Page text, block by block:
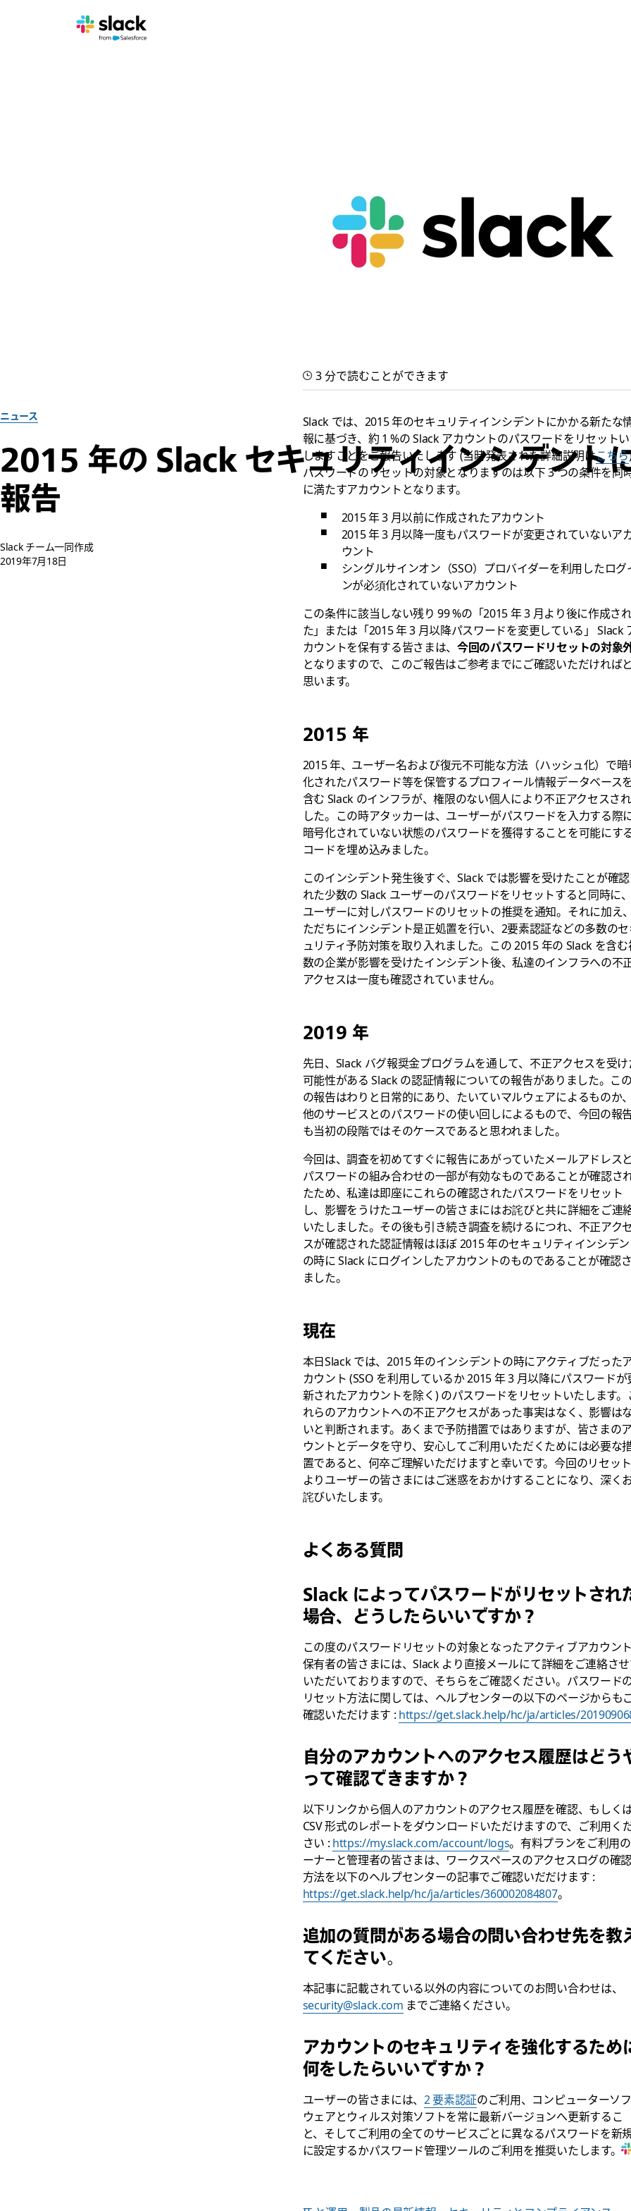
ニュース
2015 年の Slack セキュリティインシデント
報告
Slack チーム一同作成
2019年7月18日
3 分で読むことができます
Slack では、2015 年のセキュリティインシデントにかかる新たな
報に基づき、約 1 %の Slack アカウントのパスワードをリセット
しますことをご報告いたします (当時発表された詳細説明はこちら
パスワードのリセットの対象となりますのは以下 3 つの条件を同
に満たすアカウントとなります。
2015 年 3 月以前に作成されたアカウント
2015 年 3 月以降一度もパスワードが変更されていないア
ウント
シングルサインオン（SSO）プロバイダーを利用したログ
ンが必須化されていないアカウント
この条件に該当しない残り 99 %の「2015 年 3 月より後に作成さ
た」または「2015 年 3 月以降パスワードを変更している」 Slack
カウントを保有する皆さまは、今回のパスワードリセットの対象
となりますので、このご報告はご参考までにご確認いただければと
思います。
2015 年
2015 年、ユーザー名および復元不可能な方法（ハッシュ化）で暗
化されたパスワード等を保管するプロフィール情報データベースを
含む Slack のインフラが、権限のない個人により不正アクセスさ
した。この時アタッカーは、ユーザーがパスワードを入力する際
暗号化されていない状態のパスワードを獲得することを可能にす
コードを埋め込みました。
このインシデント発生後すぐ、Slack では影響を受けたことが確
れた少数の Slack ユーザーのパスワードをリセットすると同時に
ユーザーに対しパスワードのリセットの推奨を通知。それに加え、
ただちにインシデント是正処置を行い、2要素認証などの多数の
ュリティ予防対策を取り入れました。この 2015 年の Slack を含む
数の企業が影響を受けたインシデント後、私達のインフラへの不
アクセスは一度も確認されていません。
2019 年
先日、Slack バグ報奨金プログラムを通して、不正アクセスを受け
可能性がある Slack の認証情報についての報告がありました。こ
の報告はわりと日常的にあり、たいていマルウェアによるものか、
他のサービスとのパスワードの使い回しによるもので、今回の報
も当初の段階ではそのケースであると思われました。
今回は、調査を初めてすぐに報告にあがっていたメールアドレスと
パスワードの組み合わせの一部が有効なものであることが確認さ
たため、私達は即座にこれらの確認されたパスワードをリセット
し、影響をうけたユーザーの皆さまにはお詫びと共に詳細をご連
いたしました。その後も引き続き調査を続けるにつれ、不正アクセ
スが確認された認証情報はほぼ 2015 年のセキュリティインシデ
の時に Slack にログインしたアカウントのものであることが確認
ました。
現在
本日Slack では、2015 年のインシデントの時にアクティブだった
カウント (SSO を利用しているか 2015 年 3 月以降にパスワードが
新されたアカウントを除く) のパスワードをリセットいたします。
れらのアカウントへの不正アクセスがあった事実はなく、影響は
いと判断されます。あくまで予防措置ではありますが、皆さまの
ウントとデータを守り、安心してご利用いただくためには必要な
置であると、何卒ご理解いただけますと幸いです。今回のリセッ
よりユーザーの皆さまにはご迷惑をおかけすることになり、深く
詫びいたします。
よくある質問
Slack によってパスワードがリセットされ
場合、どうしたらいいですか？
この度のパスワードリセットの対象となったアクティブアカウン
保有者の皆さまには、Slack より直接メールにて詳細をご連絡さ
いただいておりますので、そちらをご確認ください。パスワード
リセット方法に関しては、ヘルプセンターの以下のページからも
確認いただけます : https://get.slack.help/hc/ja/articles/
自分のアカウントへのアクセス履歴はどう
って確認できますか？
以下リンクから個人のアカウントのアクセス履歴を確認、もしく
CSV 形式のレポートをダウンロードいただけますので、ご利用く
さい : https://my.slack.com/account/logs。有料プランをご利用
ーナーと管理者の皆さまは、ワークスペースのアクセスログの確
方法を以下のヘルプセンターの記事でご確認いだだけます :
https://get.slack.help/hc/ja/articles/360002084807。
追加の質問がある場合の問い合わせ先を教
てください。
本記事に記載されている以外の内容についてのお問い合わせは、
security@slack.com までご連絡ください。
アカウントのセキュリティを強化するため
何をしたらいいですか？
ユーザーの皆さまには、 2 要素認証のご利用、コンピューターソ
ウェアとウィルス対策ソフトを常に最新バージョンへ更新するこ
と、そしてご利用の全てのサービスごとに異なるパスワードを新
に設定するかパスワード管理ツールのご利用を推奨いたします。